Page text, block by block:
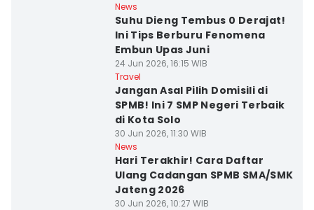
News
Suhu Dieng Tembus 0 Derajat!
Ini Tips Berburu Fenomena
Embun Upas Juni
24 Jun 2026, 16:15 WIB
Travel
Jangan Asal Pilih Domisili di
SPMB! Ini 7 SMP Negeri Terbaik
di Kota Solo
30 Jun 2026, 11:30 WIB
News
Hari Terakhir! Cara Daftar
Ulang Cadangan SPMB SMA/SMK
Jateng 2026
30 Jun 2026, 10:27 WIB